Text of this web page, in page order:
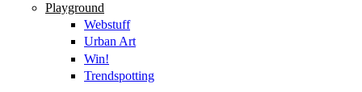
Playground
Webstuff
Urban Art
Win!
Trendspotting